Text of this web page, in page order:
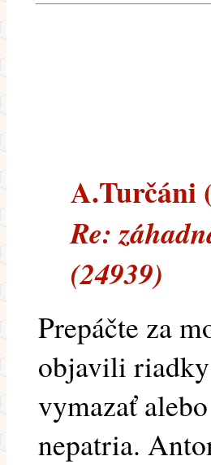
A.Turčáni
Re:
(24939)
Prepáčte za
objavili
vymazať
nepatria.